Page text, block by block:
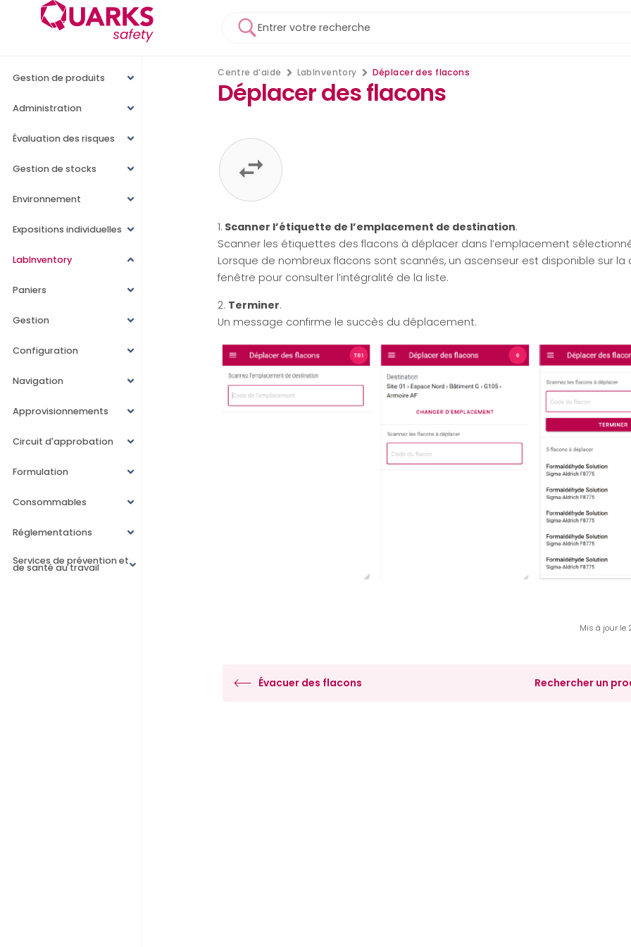
Gestion de produits
Administration
Évaluation des risques
Gestion de stocks
Environnement
Expositions individuelles
LabInventory
Paniers
Gestion
Configuration
Navigation
Approvisionnements
Circuit d'approbation
Formulation
Consommables
Réglementations
Services de prévention et
de santé au travail
Centre d’aide LabInventory Déplacer des flacons
Déplacer des flacons
1. Scanner l’étiquette de l’emplacement de destination.
Scanner les étiquettes des flacons à déplacer dans l’emplacement
Lorsque de nombreux flacons sont scannés, un ascenseur est disponible sur la
fenêtre pour consulter l’intégralité de la liste.
2. Terminer.
Un message confirme le succès du déplacement.
Mis à jour le
Évacuer des flacons Rechercher un